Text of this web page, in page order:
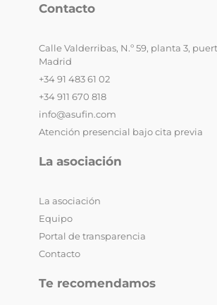
Contacto
Calle Valderribas, N.º 59, planta 3,
Madrid
+34 91 483 61 02
+34 911 670 818
info@asufin.com
Atención presencial bajo cita previa
La asociación
La asociación
Equipo
Portal de transparencia
Contacto
Te recomendamos